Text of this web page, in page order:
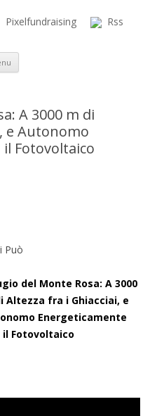
Blog
Pixelfundraising Rss
Vai al contenuto
A 3000 m di
e Autonomo
Fotovoltaico
Può
del Monte Rosa: A 3000
Altezza fra i Ghiacciai, e
Energeticamente
il Fotovoltaico